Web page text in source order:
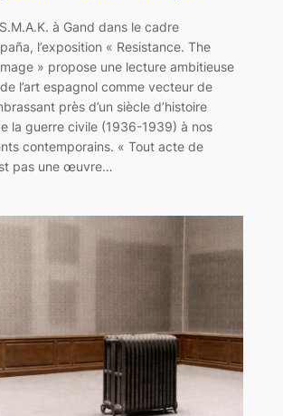
à Gand dans le cadre
l’exposition « Resistance. The
» propose une lecture ambitieuse
l’art espagnol comme vecteur de
près d’un siècle d’histoire
la guerre civile (1936-1939) à nos
contemporains. « Tout acte de
pas une œuvre…